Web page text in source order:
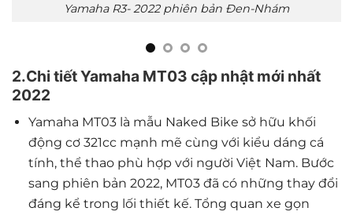
Yamaha R3- 2022 phiên bản Đen-Nhám
2.Chi tiết Yamaha MT03 cập nhật mới nhất
2022
Yamaha MT03 là mẫu Naked Bike sở hữu khối
động cơ 321cc mạnh mẽ cùng với kiểu dáng cá
tính, thể thao phù hợp với người Việt Nam. Bước
sang phiên bản 2022, MT03 đã có những thay đổi
đáng kể trong lối thiết kế. Tổng quan xe gọn